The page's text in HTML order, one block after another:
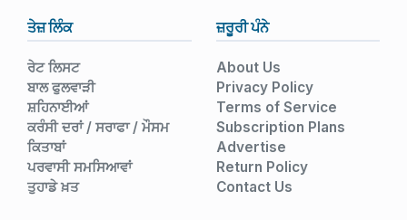
ਤੇਜ਼ ਲਿੰਕ
ਰੇਟ ਲਿਸਟ
ਬਾਲ ਫੁਲਵਾੜੀ
ਸ਼ਹਿਨਾਈਆਂ
ਕਰੰਸੀ ਦਰਾਂ / ਸਰਾਫਾ / ਮੌਸਮ
ਕਿਤਾਬਾਂ
ਪਰਵਾਸੀ ਸਮਸਿਆਵਾਂ
ਤੁਹਾਡੇ ਖ਼ਤ
ਜ਼ਰੂਰੀ ਪੰਨੇ
About Us
Privacy Policy
Terms of Service
Subscription Plans
Advertise
Return Policy
Contact Us